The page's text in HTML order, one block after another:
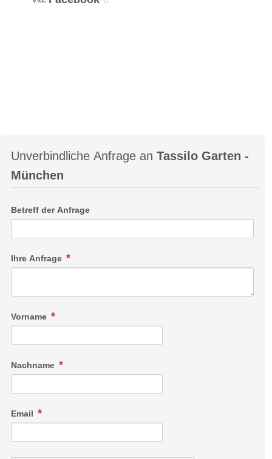
Unverbindliche Anfrage an Tassilo Garten -
München
Betreff der Anfrage
Ihre Anfrage
Vorname
Nachname
Email